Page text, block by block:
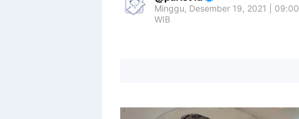
Minggu, Desember 19, 2021 | 09:00
WIB